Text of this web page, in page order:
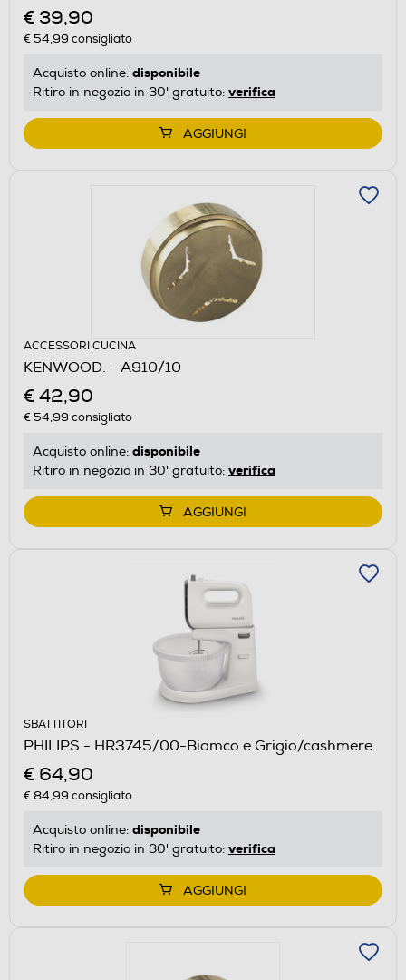
€ 39,90
€ 54,99 consigliato
Acquisto online: disponibile
Ritiro in negozio in 30' gratuito: verifica
AGGIUNGI
ACCESSORI CUCINA
KENWOOD. - A910/10
€ 42,90
€ 54,99 consigliato
Acquisto online: disponibile
Ritiro in negozio in 30' gratuito: verifica
AGGIUNGI
SBATTITORI
PHILIPS - HR3745/00-Biamco e Grigio/cashmere
€ 64,90
€ 84,99 consigliato
Acquisto online: disponibile
Ritiro in negozio in 30' gratuito: verifica
AGGIUNGI